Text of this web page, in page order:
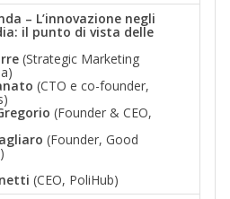
– L’innovazione negli
il punto di vista delle
(Strategic Marketing
(CTO e co-founder,
(Founder & CEO,
(Founder, Good
(CEO, PoliHub)